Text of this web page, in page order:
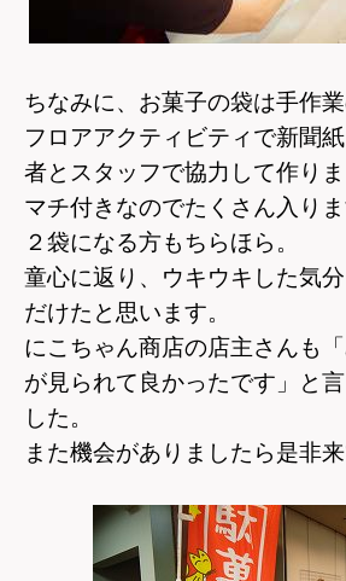
ちなみに、お菓子の袋は手作業
フロアアクティビティで新聞
者とスタッフで協力して作りま
マチ付きなのでたくさん入り
２袋になる方もちらほら。
童心に返り、ウキウキした気
だけたと思います。
にこちゃん商店の店主さんも
が見られて良かったです」と
した。
また機会がありましたら是非